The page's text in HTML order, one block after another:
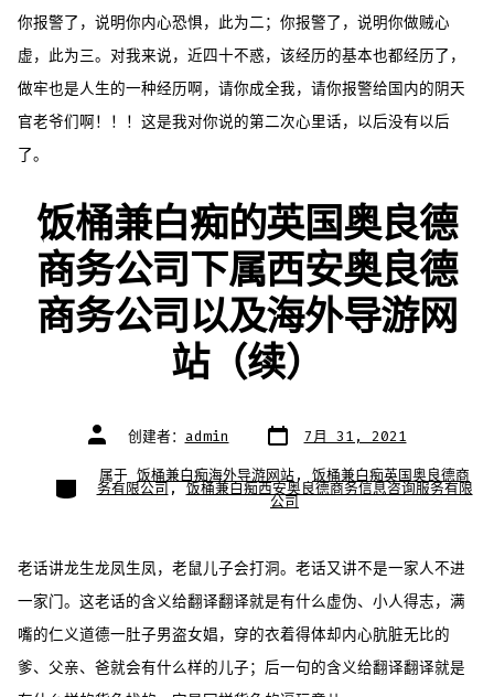
你报警了，说明你内心恐惧，此为二；你报警了，说明你做贼心
虚，此为三。对我来说，近四十不惑，该经历的基本也都经历了，
做牢也是人生的一种经历啊，请你成全我，请你报警给国内的阴天
官老爷们啊！！！这是我对你说的第二次心里话，以后没有以后
了。
饭桶兼白痴的英国奥良德
商务公司下属西安奥良德
商务公司以及海外导游网
站（续）
文
章
者
创建者： admin 文
章
期
7月 31, 2021
类
别
属于 饭桶兼白痴海外导游网站, 饭桶兼白痴英国奥良德商
务有限公司,饭桶兼白痴西安奥良德商务信息咨询服务有限
公司
老话讲龙生龙凤生凤，老鼠儿子会打洞。老话又讲不是一家人不进
一家门。这老话的含义给翻译翻译就是有什么虚伪、小人得志，满
嘴的仁义道德一肚子男盗女娼，穿的衣着得体却内心肮脏无比的
爹、父亲、爸就会有什么样的儿子；后一句的含义给翻译翻译就是